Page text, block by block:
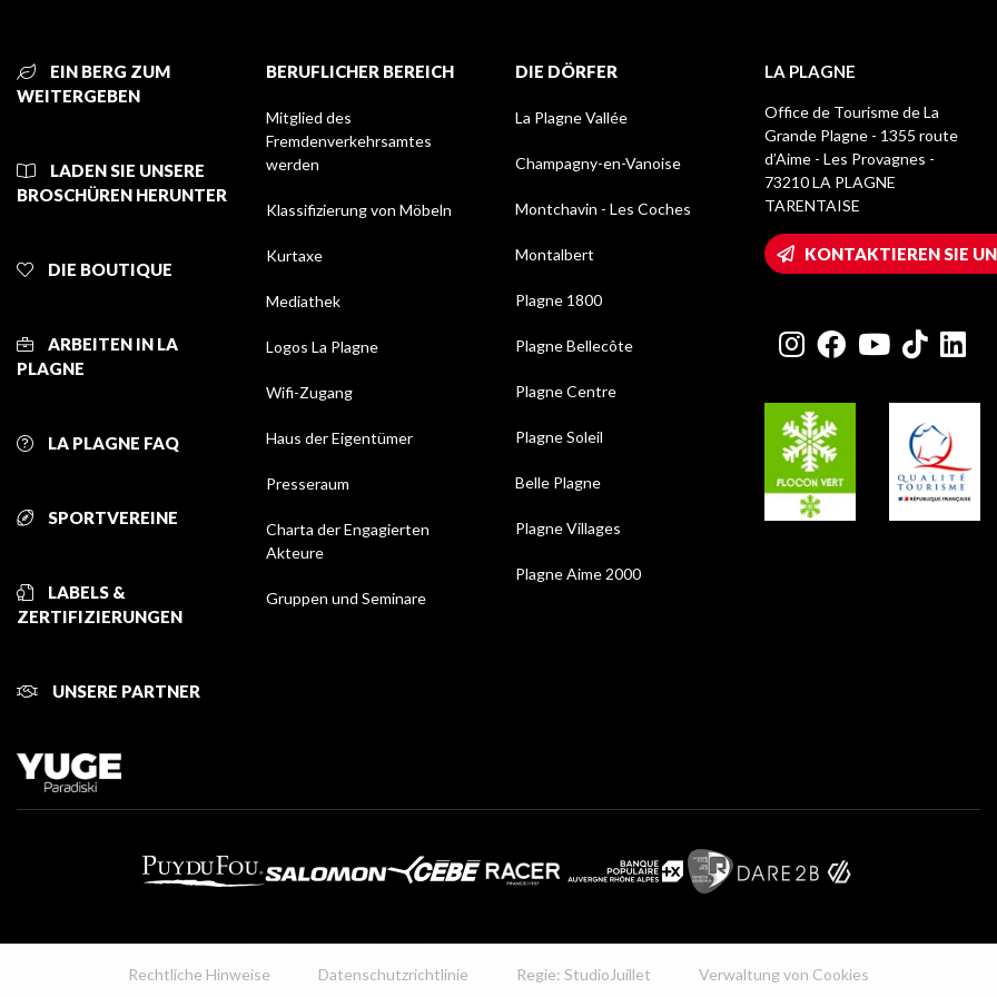
EIN BERG ZUM
WEITERGEBEN
LADEN SIE UNSERE
BROSCHÜREN HERUNTER
DIE BOUTIQUE
ARBEITEN IN LA
PLAGNE
LA PLAGNE FAQ
SPORTVEREINE
LABELS &
ZERTIFIZIERUNGEN
UNSERE PARTNER
BERUFLICHER BEREICH
Mitglied des
Fremdenverkehrsamtes
werden
Klassifizierung von Möbeln
Kurtaxe
Mediathek
Logos La Plagne
Wifi-Zugang
Haus der Eigentümer
Presseraum
Charta der Engagierten
Akteure
Gruppen und Seminare
DIE DÖRFER
La Plagne Vallée
Champagny-en-Vanoise
Montchavin - Les Coches
Montalbert
Plagne 1800
Plagne Bellecôte
Plagne Centre
Plagne Soleil
Belle Plagne
Plagne Villages
Plagne Aime 2000
LA PLAGNE
Office de Tourisme de La
Grande Plagne - 1355 route
d’Aime - Les Provagnes -
73210 LA PLAGNE
TARENTAISE
KONTAKTIEREN SIE
Rechtliche Hinweise Datenschutzrichtlinie Regie: StudioJuillet Verwaltung von Cookies